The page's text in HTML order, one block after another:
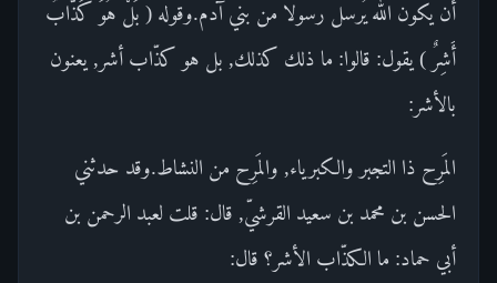
أن يكون الله يُرسل رسولا من بني آدم.وقوله ( بَلْ هُوَ كَذَّابٌ
أَشِرٌ ) يقول: قالوا: ما ذلك كذلك, بل هو كذّاب أشر, يعنون
بالأشر:
المَرِح ذا التجبر والكبرياء, والمَرِح من النشاط.وقد حدثني
الحسن بن محمد بن سعيد القرشيّ, قال: قلت لعبد الرحمن بن
أبي حماد: ما الكذّاب الأشر؟ قال: